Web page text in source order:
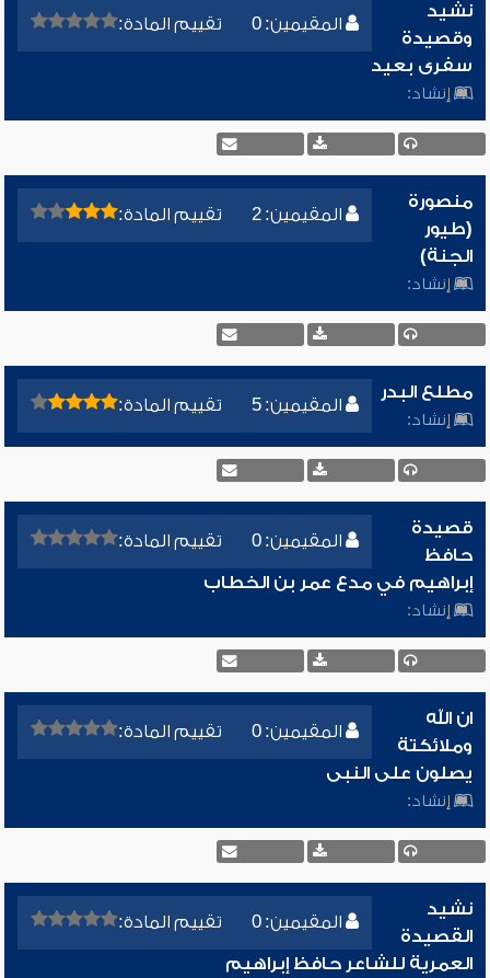
المقيمين: 0 تقييم المادة:
نشيد
وقصيدة
سفرى بعيد
إنشاد:
المقيمين: 2 تقييم المادة:
منصورة
(طيور
الجنة)
إنشاد:
المقيمين: 5 تقييم المادة:
مطلع البدر
إنشاد:
المقيمين: 0 تقييم المادة:
قصيدة
حافظ
إبراهيم في مدع عمر بن الخطاب
إنشاد:
المقيمين: 0 تقييم المادة:
ان الله
وملائكتة
يصلون على النبى
إنشاد:
المقيمين: 0 تقييم المادة:
نشيد
القصيدة
العمرية للشاعر حافظ إبراهيم